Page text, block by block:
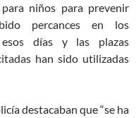
niños para prevenir
percances en los
esos días y las plazas
han sido utilizadas
destacaban que “se ha